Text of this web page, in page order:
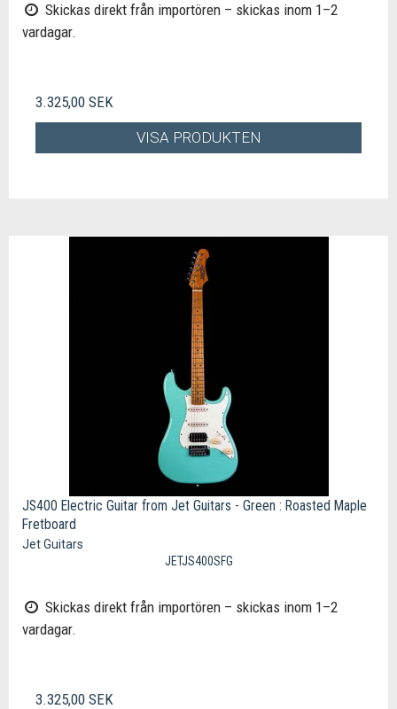
Skickas direkt från importören – skickas inom 1–2
vardagar.
3.325,00 SEK
VISA PRODUKTEN
JS400 Electric Guitar from Jet Guitars - Green : Roasted Maple
Fretboard
Jet Guitars
JETJS400SFG
Skickas direkt från importören – skickas inom 1–2
vardagar.
3.325,00 SEK